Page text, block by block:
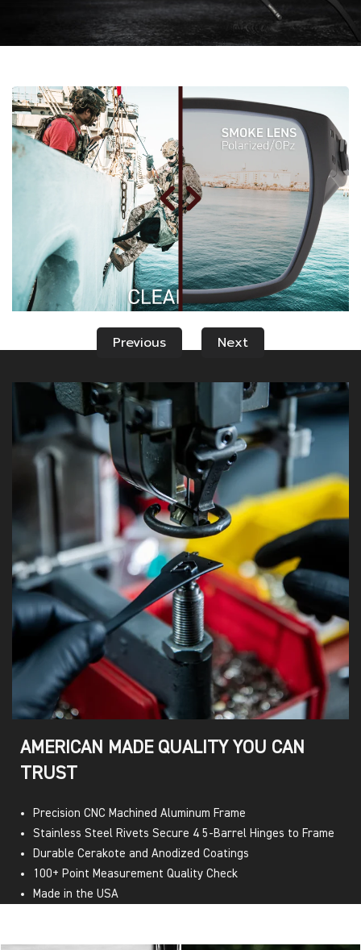
Previous Next
AMERICAN MADE QUALITY YOU CAN
TRUST
Precision CNC Machined Aluminum Frame
Stainless Steel Rivets Secure 4 5-Barrel Hinges to Frame
Durable Cerakote and Anodized Coatings
100+ Point Measurement Quality Check
Made in the USA